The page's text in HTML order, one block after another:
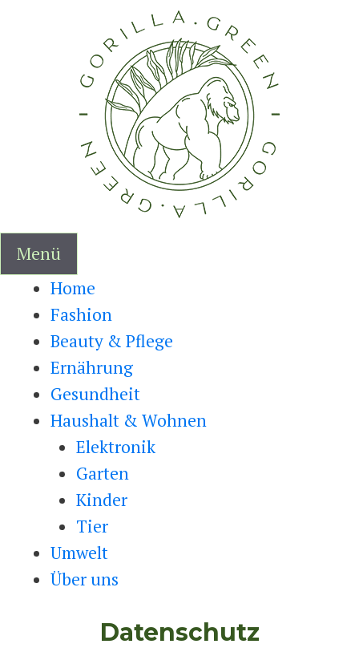
Menü
Home
Fashion
Beauty & Pflege
Ernährung
Gesundheit
Haushalt & Wohnen
Elektronik
Garten
Kinder
Tier
Umwelt
Über uns
Datenschutz